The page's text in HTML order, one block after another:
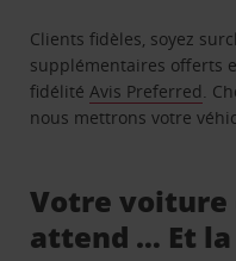
Clients fidèles, soyez
supplémentaires offerts
fidélitéAvis Preferred.
nous mettrons votre
Votre voiture
attend … Et